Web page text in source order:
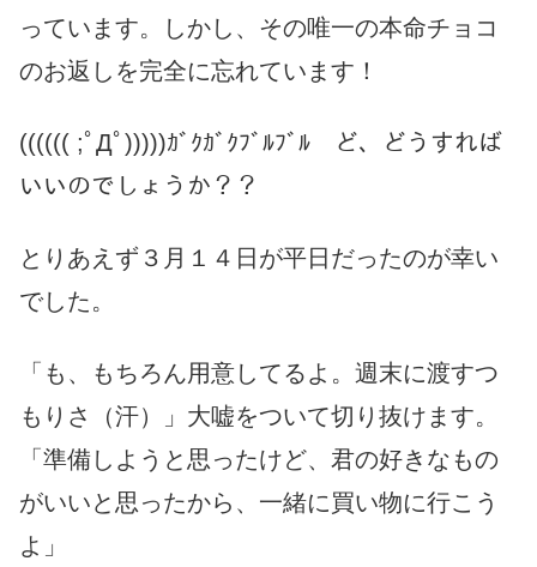
っています。しかし、その唯一の本命チョコ
のお返しを完全に忘れています！
(((((( ;ﾟДﾟ)))))ｶﾞｸｶﾞｸﾌﾞﾙﾌﾞﾙ ど、どうすれば
いいのでしょうか？？
とりあえず３月１４日が平日だったのが幸い
でした。
「も、もちろん用意してるよ。週末に渡すつ
もりさ（汗）」大嘘をついて切り抜けます。
「準備しようと思ったけど、君の好きなもの
がいいと思ったから、一緒に買い物に行こう
よ」